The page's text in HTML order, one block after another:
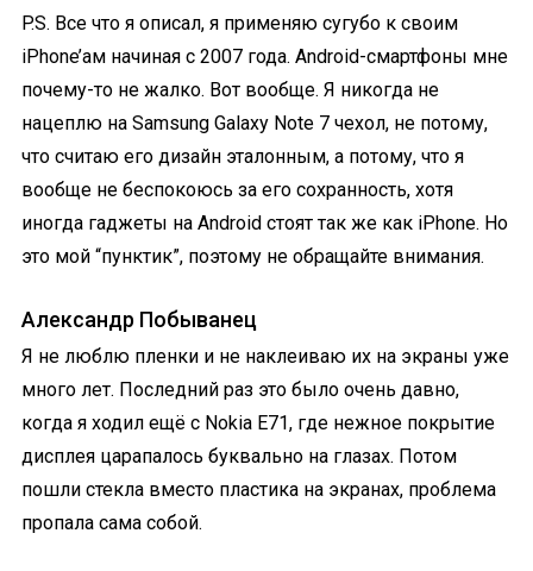
P.S. Все что я описал, я применяю сугубо к своим
iPhone’ам начиная с 2007 года. Android-смартфоны мне
почему-то не жалко. Вот вообще. Я никогда не
нацеплю на Samsung Galaxy Note 7 чехол, не потому,
что считаю его дизайн эталонным, а потому, что я
вообще не беспокоюсь за его сохранность, хотя
иногда гаджеты на Android стоят так же как iPhone. Но
это мой “пунктик”, поэтому не обращайте внимания.
Александр Побыванец
Я не люблю пленки и не наклеиваю их на экраны уже
много лет. Последний раз это было очень давно,
когда я ходил ещё с Nokia E71, где нежное покрытие
дисплея царапалось буквально на глазах. Потом
пошли стекла вместо пластика на экранах, проблема
пропала сама собой.